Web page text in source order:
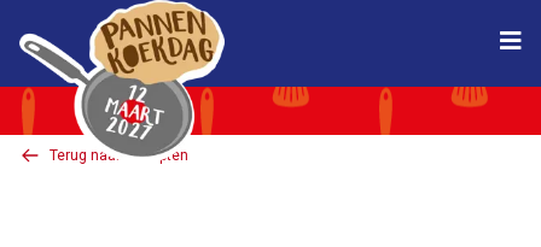
Pannenkoekdag
Terug naar Recepten